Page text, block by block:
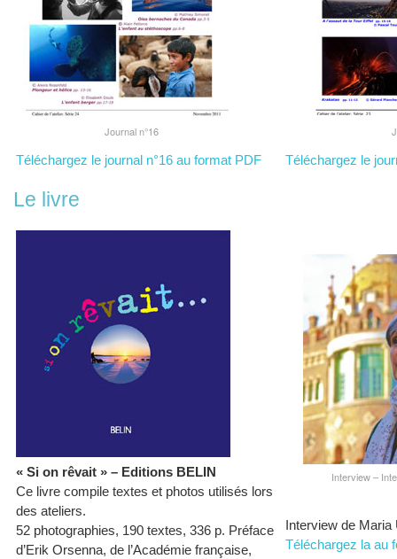
Journal n°16
Téléchargez le journal n°16 au format PDF Téléchargez le
Le livre
« Si on rêvait » – Editions BELIN
Ce livre compile textes et photos utilisés lors
des ateliers.
52 photographies, 190 textes, 336 p. Préface
d’Erik Orsenna, de l’Académie française,
Interview –
Interview de Maria
Téléchargez la au